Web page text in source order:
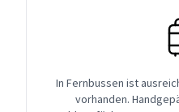
In Fernbussen ist
vorhanden.